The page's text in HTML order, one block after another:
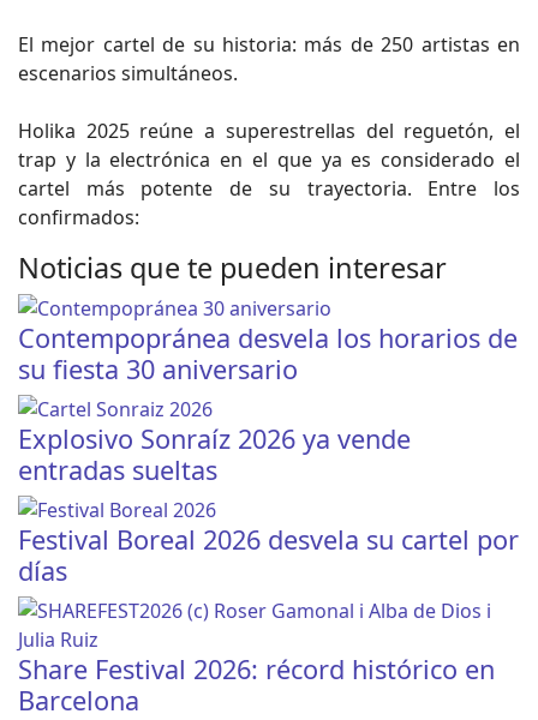
El mejor cartel de su historia: más de 250 artistas en
escenarios simultáneos.
Holika 2025 reúne a superestrellas del reguetón, el
trap y la electrónica en el que ya es considerado el
cartel más potente de su trayectoria. Entre los
confirmados:
Noticias que te pueden interesar
Contempopránea desvela los horarios de
su fiesta 30 aniversario
Explosivo Sonraíz 2026 ya vende
entradas sueltas
Festival Boreal 2026 desvela su cartel por
días
Share Festival 2026: récord histórico en
Barcelona